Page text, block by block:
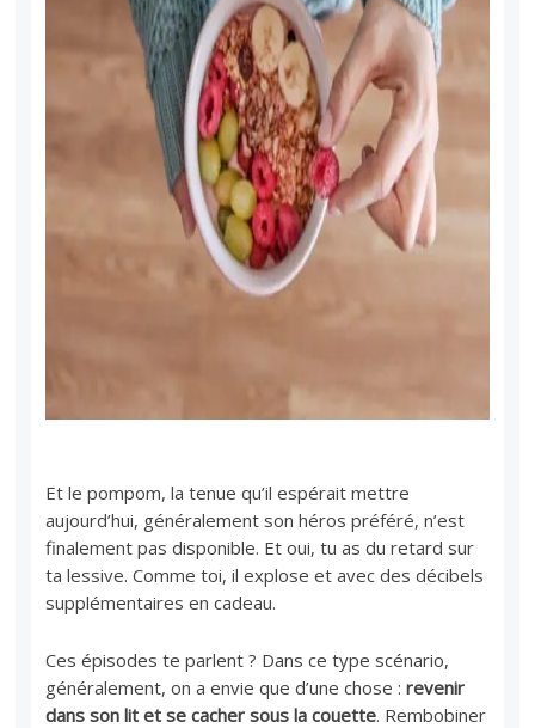
Et le pompom, la tenue qu’il espérait mettre
aujourd’hui, généralement son héros préféré, n’est
finalement pas disponible. Et oui, tu as du retard sur
ta lessive. Comme toi, il explose et avec des décibels
supplémentaires en cadeau.
Ces épisodes te parlent ? Dans ce type scénario,
généralement, on a envie que d’une chose :revenir
dans son lit et se cacher sous la couette. Rembobiner